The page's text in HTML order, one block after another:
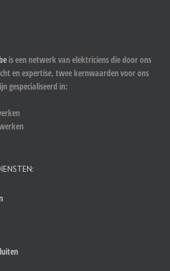
is een netwerk van elektriciens die door ons
en expertise, twee kernwaarden voor ons
gespecialiseerd in: